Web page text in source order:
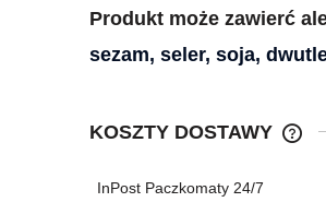
Produkt może zawierć
sezam, seler, soja,
KOSZTY DOSTAWY
InPost Paczkomaty 24/7